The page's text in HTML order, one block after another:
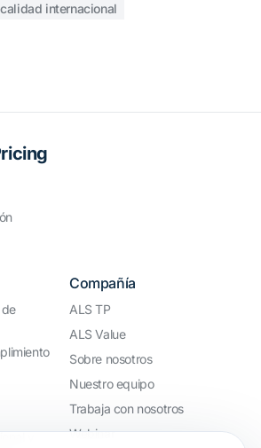
internacional
de
y
Compañía
ALS TP
ALS Value
Sobre nosotros
Nuestro equipo
Trabaja con nosotros
Webinar